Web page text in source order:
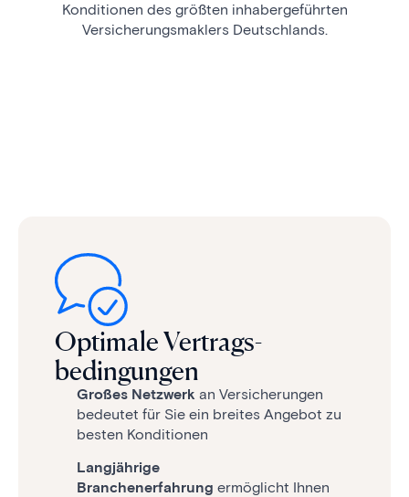
Konditionen des größten inhabergeführten
Versicherungsmaklers Deutschlands.
Optimale Vertrags­
bedingungen
Großes Netzwerk an Versicherungen
bedeutet für Sie ein breites Angebot zu
besten Konditionen
Langjährige
Branchenerfahrung ermöglicht Ihnen